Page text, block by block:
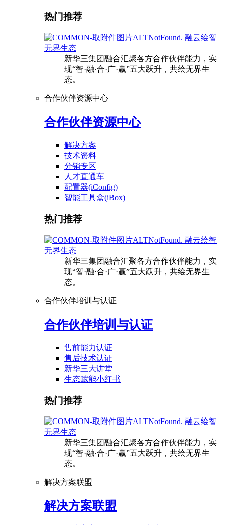
热门推荐
融云绘智
无界生态
新华三集团融合汇聚各方合作伙伴能力，实
现“智·融·合·广·赢”五大跃升，共绘无界生
态。
合作伙伴资源中心
合作伙伴资源中心
解决方案
技术资料
分销专区
人才直通车
配置器(iConfig)
智能工具盒(iBox)
热门推荐
融云绘智
无界生态
新华三集团融合汇聚各方合作伙伴能力，实
现“智·融·合·广·赢”五大跃升，共绘无界生
态。
合作伙伴培训与认证
合作伙伴培训与认证
售前能力认证
售后技术认证
新华三大讲堂
生态赋能小红书
热门推荐
融云绘智
无界生态
新华三集团融合汇聚各方合作伙伴能力，实
现“智·融·合·广·赢”五大跃升，共绘无界生
态。
解决方案联盟
解决方案联盟